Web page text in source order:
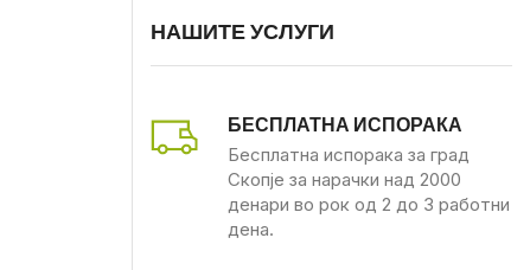
НАШИТЕ УСЛУГИ
БЕСПЛАТНА ИСПОРАКА
Бесплатна испорака за град
Скопје за нарачки над 2000
денари во рок од 2 до 3 работни
дена.